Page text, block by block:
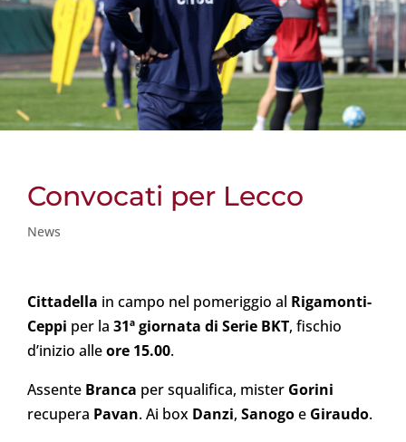
Convocati per Lecco
News
Cittadella in campo nel pomeriggio al Rigamonti-
Ceppi per la 31ª giornata di Serie BKT, fischio
d’inizio alleore 15.00.
Assente Branca per squalifica, mister Gorini
recupera Pavan. Ai box Danzi, Sanogoe Giraudo.